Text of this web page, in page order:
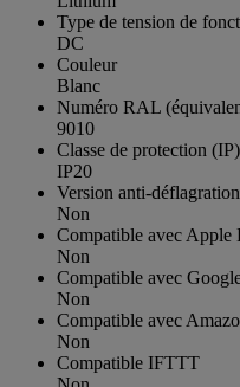
Type de tension de
DC
Couleur
Blanc
Numéro RAL
9010
Classe de protection (IP)
IP20
Version anti-déflagration
Non
Compatible avec Apple
Non
Compatible avec
Non
Compatible avec
Non
Compatible IFTTT